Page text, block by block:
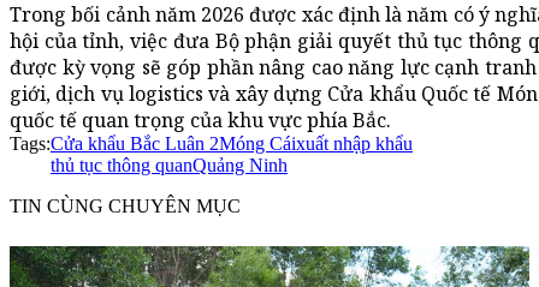
Trong bối cảnh năm 2026 được xác định là năm có ý
hội của tỉnh, việc đưa Bộ phận giải quyết thủ tục thông
được kỳ vọng sẽ góp phần nâng cao năng lực cạnh
giới, dịch vụ logistics và xây dựng Cửa khẩu Quốc tế
quốc tế quan trọng của khu vực phía Bắc.
Tags:Cửa khẩu Bắc Luân 2Móng Cáixuất nhập khẩu
thủ tục thông quanQuảng Ninh
TIN CÙNG CHUYÊN MỤC